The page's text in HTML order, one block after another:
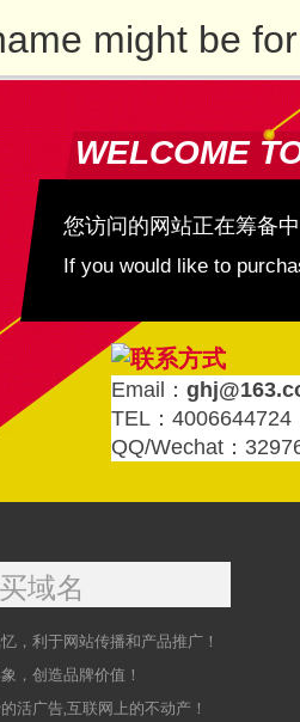
might be
WELCOME
您访问的网站正在筹备
If you would like to
Email：
TEL：4006644724
QQ/Wechat：
域名
，利于网站传播和产品推广！
，创造品牌价值！
活广告,互联网上的不动产！